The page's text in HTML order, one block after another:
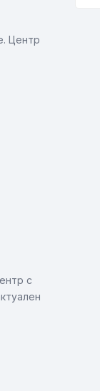
Центр
с